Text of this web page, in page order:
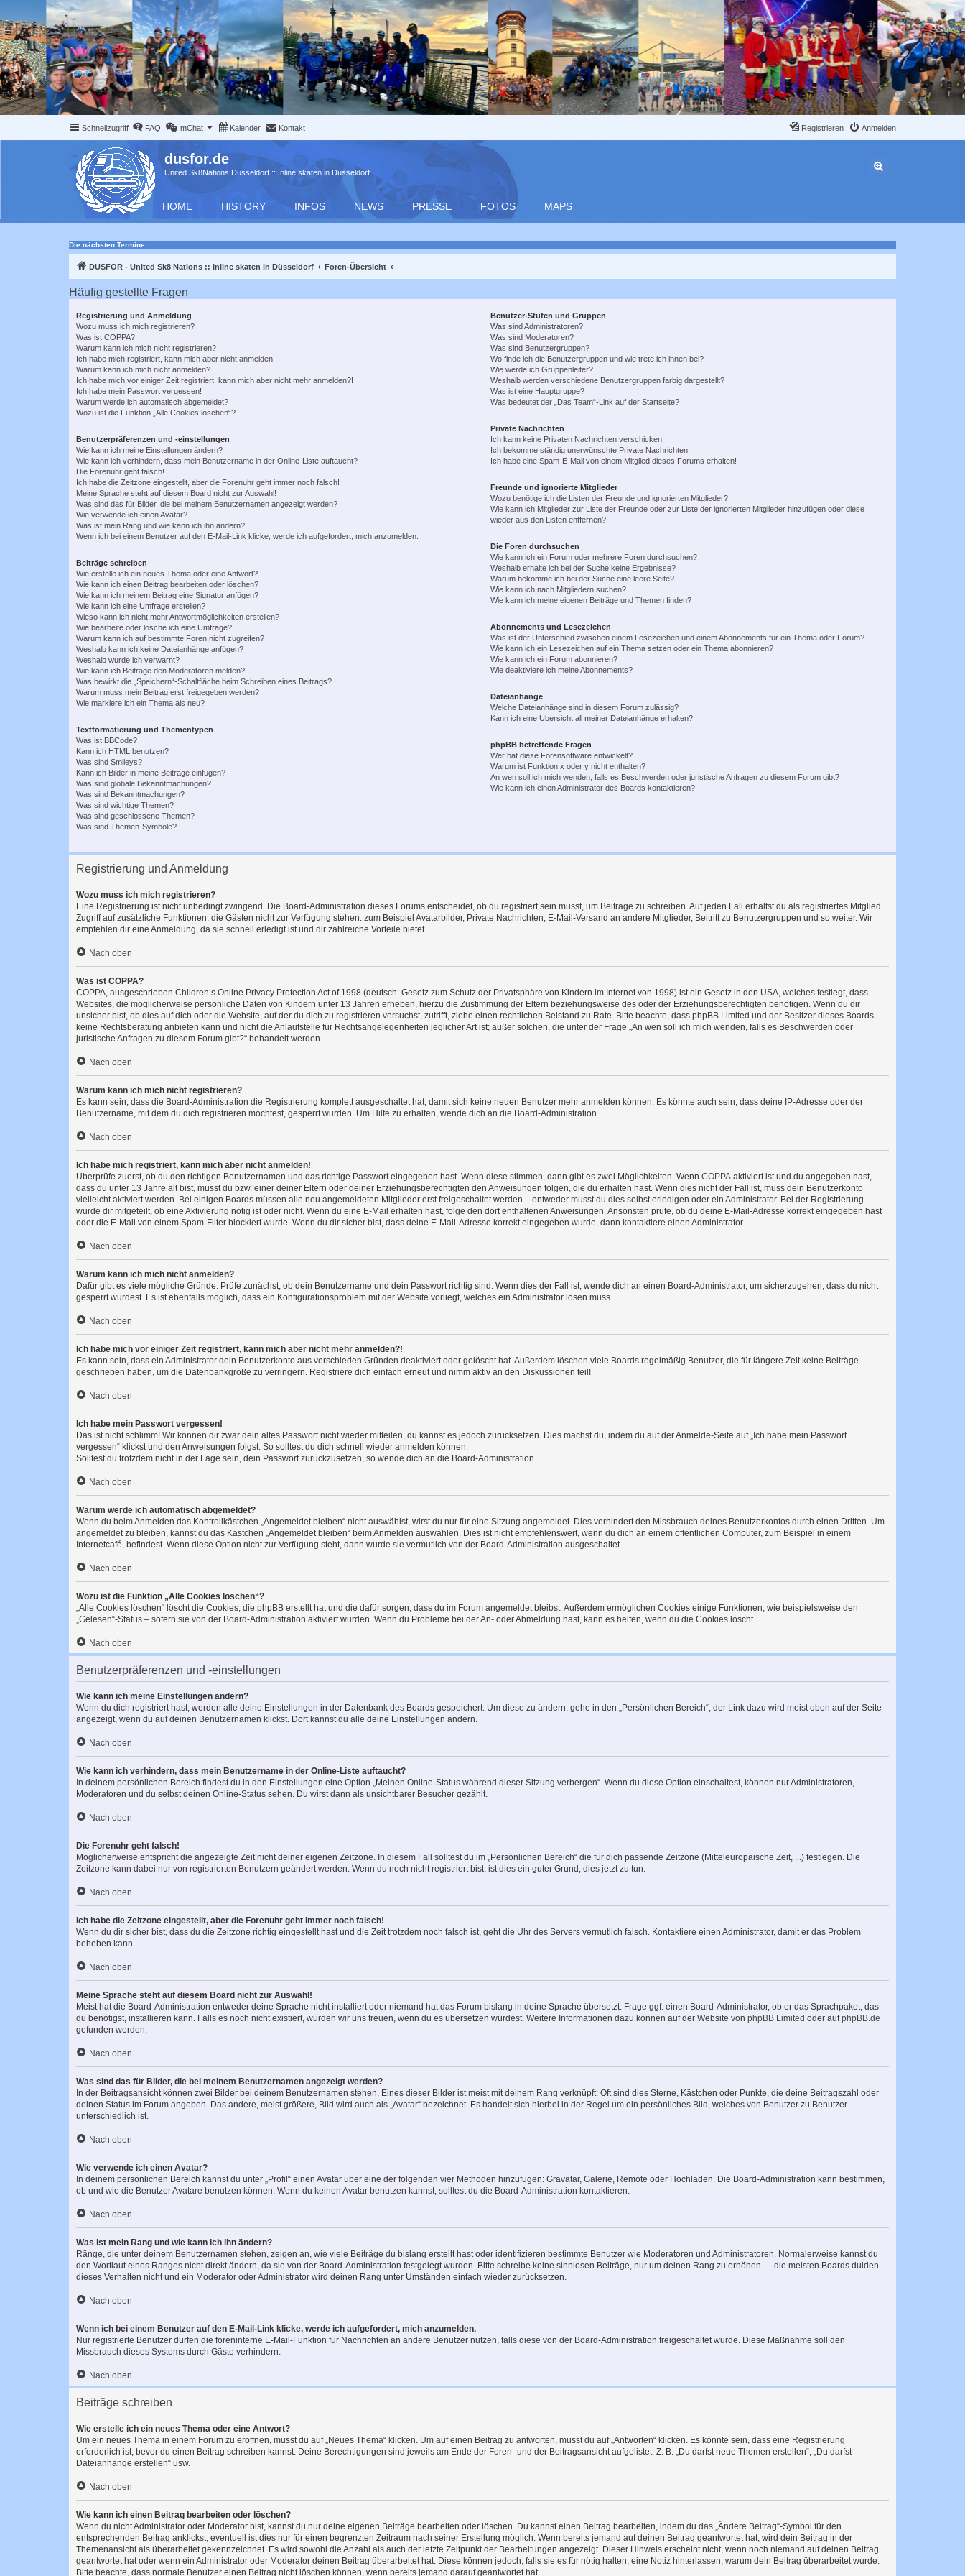
Schnellzugriff FAQ mChat Kalender Kontakt Anmelden
Registrieren
dusfor.de
United Sk8Nations Düsseldorf :: Inline skaten in Düsseldorf
HOME HISTORY INFOS NEWS PRESSE FOTOS MAPS
Die nächsten Termine
DUSFOR - United Sk8 Nations :: Inline skaten in Düsseldorf Foren-Übersicht
Häufig gestellte Fragen
Registrierung und Anmeldung
Wozu muss ich mich registrieren?
Was ist COPPA?
Warum kann ich mich nicht registrieren?
Ich habe mich registriert, kann mich aber nicht anmelden!
Warum kann ich mich nicht anmelden?
Ich habe mich vor einiger Zeit registriert, kann mich aber nicht mehr anmelden?!
Ich habe mein Passwort vergessen!
Warum werde ich automatisch abgemeldet?
Wozu ist die Funktion „Alle Cookies löschen“?
Benutzerpräferenzen und -einstellungen
Wie kann ich meine Einstellungen ändern?
Wie kann ich verhindern, dass mein Benutzername in der Online-Liste auftaucht?
Die Forenuhr geht falsch!
Ich habe die Zeitzone eingestellt, aber die Forenuhr geht immer noch falsch!
Meine Sprache steht auf diesem Board nicht zur Auswahl!
Was sind das für Bilder, die bei meinem Benutzernamen angezeigt werden?
Wie verwende ich einen Avatar?
Was ist mein Rang und wie kann ich ihn ändern?
Wenn ich bei einem Benutzer auf den E-Mail-Link klicke, werde ich aufgefordert, mich anzumelden.
Beiträge schreiben
Wie erstelle ich ein neues Thema oder eine Antwort?
Wie kann ich einen Beitrag bearbeiten oder löschen?
Wie kann ich meinem Beitrag eine Signatur anfügen?
Wie kann ich eine Umfrage erstellen?
Wieso kann ich nicht mehr Antwortmöglichkeiten erstellen?
Wie bearbeite oder lösche ich eine Umfrage?
Warum kann ich auf bestimmte Foren nicht zugreifen?
Weshalb kann ich keine Dateianhänge anfügen?
Weshalb wurde ich verwarnt?
Wie kann ich Beiträge den Moderatoren melden?
Was bewirkt die „Speichern“-Schaltfläche beim Schreiben eines Beitrags?
Warum muss mein Beitrag erst freigegeben werden?
Wie markiere ich ein Thema als neu?
Textformatierung und Thementypen
Was ist BBCode?
Kann ich HTML benutzen?
Was sind Smileys?
Kann ich Bilder in meine Beiträge einfügen?
Was sind globale Bekanntmachungen?
Was sind Bekanntmachungen?
Was sind wichtige Themen?
Was sind geschlossene Themen?
Was sind Themen-Symbole?
Benutzer-Stufen und Gruppen
Was sind Administratoren?
Was sind Moderatoren?
Was sind Benutzergruppen?
Wo finde ich die Benutzergruppen und wie trete ich ihnen bei?
Wie werde ich Gruppenleiter?
Weshalb werden verschiedene Benutzergruppen farbig dargestellt?
Was ist eine Hauptgruppe?
Was bedeutet der „Das Team“-Link auf der Startseite?
Private Nachrichten
Ich kann keine Privaten Nachrichten verschicken!
Ich bekomme ständig unerwünschte Private Nachrichten!
Ich habe eine Spam-E-Mail von einem Mitglied dieses Forums erhalten!
Freunde und ignorierte Mitglieder
Wozu benötige ich die Listen der Freunde und ignorierten Mitglieder?
Wie kann ich Mitglieder zur Liste der Freunde oder zur Liste der ignorierten Mitglieder hinzufügen oder diese
wieder aus den Listen entfernen?
Die Foren durchsuchen
Wie kann ich ein Forum oder mehrere Foren durchsuchen?
Weshalb erhalte ich bei der Suche keine Ergebnisse?
Warum bekomme ich bei der Suche eine leere Seite?
Wie kann ich nach Mitgliedern suchen?
Wie kann ich meine eigenen Beiträge und Themen finden?
Abonnements und Lesezeichen
Was ist der Unterschied zwischen einem Lesezeichen und einem Abonnements für ein Thema oder Forum?
Wie kann ich ein Lesezeichen auf ein Thema setzen oder ein Thema abonnieren?
Wie kann ich ein Forum abonnieren?
Wie deaktiviere ich meine Abonnements?
Dateianhänge
Welche Dateianhänge sind in diesem Forum zulässig?
Kann ich eine Übersicht all meiner Dateianhänge erhalten?
phpBB betreffende Fragen
Wer hat diese Forensoftware entwickelt?
Warum ist Funktion x oder y nicht enthalten?
An wen soll ich mich wenden, falls es Beschwerden oder juristische Anfragen zu diesem Forum gibt?
Wie kann ich einen Administrator des Boards kontaktieren?
Registrierung und Anmeldung
Wozu muss ich mich registrieren?
Eine Registrierung ist nicht unbedingt zwingend. Die Board-Administration dieses Forums entscheidet, ob du registriert sein musst, um Beiträge zu schreiben. Auf jeden Fall erhältst du als registriertes Mitglied
Zugriff auf zusätzliche Funktionen, die Gästen nicht zur Verfügung stehen: zum Beispiel Avatarbilder, Private Nachrichten, E-Mail-Versand an andere Mitglieder, Beitritt zu Benutzergruppen und so weiter. Wir
empfehlen dir eine Anmeldung, da sie schnell erledigt ist und dir zahlreiche Vorteile bietet.
Nach oben
Was ist COPPA?
COPPA, ausgeschrieben Children’s Online Privacy Protection Act of 1998 (deutsch: Gesetz zum Schutz der Privatsphäre von Kindern im Internet von 1998) ist ein Gesetz in den USA, welches festlegt, dass
Websites, die möglicherweise persönliche Daten von Kindern unter 13 Jahren erheben, hierzu die Zustimmung der Eltern beziehungsweise des oder der Erziehungsberechtigten benötigen. Wenn du dir
unsicher bist, ob dies auf dich oder die Website, auf der du dich zu registrieren versuchst, zutrifft, ziehe einen rechtlichen Beistand zu Rate. Bitte beachte, dass phpBB Limited und der Besitzer dieses Boards
keine Rechtsberatung anbieten kann und nicht die Anlaufstelle für Rechtsangelegenheiten jeglicher Art ist; außer solchen, die unter der Frage „An wen soll ich mich wenden, falls es Beschwerden oder
juristische Anfragen zu diesem Forum gibt?“ behandelt werden.
Nach oben
Warum kann ich mich nicht registrieren?
Es kann sein, dass die Board-Administration die Registrierung komplett ausgeschaltet hat, damit sich keine neuen Benutzer mehr anmelden können. Es könnte auch sein, dass deine IP-Adresse oder der
Benutzername, mit dem du dich registrieren möchtest, gesperrt wurden. Um Hilfe zu erhalten, wende dich an die Board-Administration.
Nach oben
Ich habe mich registriert, kann mich aber nicht anmelden!
Überprüfe zuerst, ob du den richtigen Benutzernamen und das richtige Passwort eingegeben hast. Wenn diese stimmen, dann gibt es zwei Möglichkeiten. Wenn COPPA aktiviert ist und du angegeben hast,
dass du unter 13 Jahre alt bist, musst du bzw. einer deiner Eltern oder deiner Erziehungsberechtigten den Anweisungen folgen, die du erhalten hast. Wenn dies nicht der Fall ist, muss dein Benutzerkonto
vielleicht aktiviert werden. Bei einigen Boards müssen alle neu angemeldeten Mitglieder erst freigeschaltet werden – entweder musst du dies selbst erledigen oder ein Administrator. Bei der Registrierung
wurde dir mitgeteilt, ob eine Aktivierung nötig ist oder nicht. Wenn du eine E-Mail erhalten hast, folge den dort enthaltenen Anweisungen. Ansonsten prüfe, ob du deine E-Mail-Adresse korrekt eingegeben hast
oder die E-Mail von einem Spam-Filter blockiert wurde. Wenn du dir sicher bist, dass deine E-Mail-Adresse korrekt eingegeben wurde, dann kontaktiere einen Administrator.
Nach oben
Warum kann ich mich nicht anmelden?
Dafür gibt es viele mögliche Gründe. Prüfe zunächst, ob dein Benutzername und dein Passwort richtig sind. Wenn dies der Fall ist, wende dich an einen Board-Administrator, um sicherzugehen, dass du nicht
gesperrt wurdest. Es ist ebenfalls möglich, dass ein Konfigurationsproblem mit der Website vorliegt, welches ein Administrator lösen muss.
Nach oben
Ich habe mich vor einiger Zeit registriert, kann mich aber nicht mehr anmelden?!
Es kann sein, dass ein Administrator dein Benutzerkonto aus verschieden Gründen deaktiviert oder gelöscht hat. Außerdem löschen viele Boards regelmäßig Benutzer, die für längere Zeit keine Beiträge
geschrieben haben, um die Datenbankgröße zu verringern. Registriere dich einfach erneut und nimm aktiv an den Diskussionen teil!
Nach oben
Ich habe mein Passwort vergessen!
Das ist nicht schlimm! Wir können dir zwar dein altes Passwort nicht wieder mitteilen, du kannst es jedoch zurücksetzen. Dies machst du, indem du auf der Anmelde-Seite auf „Ich habe mein Passwort
vergessen“ klickst und den Anweisungen folgst. So solltest du dich schnell wieder anmelden können.
Solltest du trotzdem nicht in der Lage sein, dein Passwort zurückzusetzen, so wende dich an die Board-Administration.
Nach oben
Warum werde ich automatisch abgemeldet?
Wenn du beim Anmelden das Kontrollkästchen „Angemeldet bleiben“ nicht auswählst, wirst du nur für eine Sitzung angemeldet. Dies verhindert den Missbrauch deines Benutzerkontos durch einen Dritten. Um
angemeldet zu bleiben, kannst du das Kästchen „Angemeldet bleiben“ beim Anmelden auswählen. Dies ist nicht empfehlenswert, wenn du dich an einem öffentlichen Computer, zum Beispiel in einem
Internetcafé, befindest. Wenn diese Option nicht zur Verfügung steht, dann wurde sie vermutlich von der Board-Administration ausgeschaltet.
Nach oben
Wozu ist die Funktion „Alle Cookies löschen“?
„Alle Cookies löschen“ löscht die Cookies, die phpBB erstellt hat und die dafür sorgen, dass du im Forum angemeldet bleibst. Außerdem ermöglichen Cookies einige Funktionen, wie beispielsweise den
„Gelesen“-Status – sofern sie von der Board-Administration aktiviert wurden. Wenn du Probleme bei der An- oder Abmeldung hast, kann es helfen, wenn du die Cookies löscht.
Nach oben
Benutzerpräferenzen und -einstellungen
Wie kann ich meine Einstellungen ändern?
Wenn du dich registriert hast, werden alle deine Einstellungen in der Datenbank des Boards gespeichert. Um diese zu ändern, gehe in den „Persönlichen Bereich“; der Link dazu wird meist oben auf der Seite
angezeigt, wenn du auf deinen Benutzernamen klickst. Dort kannst du alle deine Einstellungen ändern.
Nach oben
Wie kann ich verhindern, dass mein Benutzername in der Online-Liste auftaucht?
In deinem persönlichen Bereich findest du in den Einstellungen eine Option „Meinen Online-Status während dieser Sitzung verbergen“. Wenn du diese Option einschaltest, können nur Administratoren,
Moderatoren und du selbst deinen Online-Status sehen. Du wirst dann als unsichtbarer Besucher gezählt.
Nach oben
Die Forenuhr geht falsch!
Möglicherweise entspricht die angezeigte Zeit nicht deiner eigenen Zeitzone. In diesem Fall solltest du im „Persönlichen Bereich“ die für dich passende Zeitzone (Mitteleuropäische Zeit, ...) festlegen. Die
Zeitzone kann dabei nur von registrierten Benutzern geändert werden. Wenn du noch nicht registriert bist, ist dies ein guter Grund, dies jetzt zu tun.
Nach oben
Ich habe die Zeitzone eingestellt, aber die Forenuhr geht immer noch falsch!
Wenn du dir sicher bist, dass du die Zeitzone richtig eingestellt hast und die Zeit trotzdem noch falsch ist, geht die Uhr des Servers vermutlich falsch. Kontaktiere einen Administrator, damit er das Problem
beheben kann.
Nach oben
Meine Sprache steht auf diesem Board nicht zur Auswahl!
Meist hat die Board-Administration entweder deine Sprache nicht installiert oder niemand hat das Forum bislang in deine Sprache übersetzt. Frage ggf. einen Board-Administrator, ob er das Sprachpaket, das
du benötigst, installieren kann. Falls es noch nicht existiert, würden wir uns freuen, wenn du es übersetzen würdest. Weitere Informationen dazu können auf der Website von phpBB Limited oder aufphpBB.de
gefunden werden.
Nach oben
Was sind das für Bilder, die bei meinem Benutzernamen angezeigt werden?
In der Beitragsansicht können zwei Bilder bei deinem Benutzernamen stehen. Eines dieser Bilder ist meist mit deinem Rang verknüpft: Oft sind dies Sterne, Kästchen oder Punkte, die deine Beitragszahl oder
deinen Status im Forum angeben. Das andere, meist größere, Bild wird auch als „Avatar“ bezeichnet. Es handelt sich hierbei in der Regel um ein persönliches Bild, welches von Benutzer zu Benutzer
unterschiedlich ist.
Nach oben
Wie verwende ich einen Avatar?
In deinem persönlichen Bereich kannst du unter „Profil“ einen Avatar über eine der folgenden vier Methoden hinzufügen: Gravatar, Galerie, Remote oder Hochladen. Die Board-Administration kann bestimmen,
ob und wie die Benutzer Avatare benutzen können. Wenn du keinen Avatar benutzen kannst, solltest du die Board-Administration kontaktieren.
Nach oben
Was ist mein Rang und wie kann ich ihn ändern?
Ränge, die unter deinem Benutzernamen stehen, zeigen an, wie viele Beiträge du bislang erstellt hast oder identifizieren bestimmte Benutzer wie Moderatoren und Administratoren. Normalerweise kannst du
den Wortlaut eines Ranges nicht direkt ändern, da sie von der Board-Administration festgelegt wurden. Bitte schreibe keine sinnlosen Beiträge, nur um deinen Rang zu erhöhen — die meisten Boards dulden
dieses Verhalten nicht und ein Moderator oder Administrator wird deinen Rang unter Umständen einfach wieder zurücksetzen.
Nach oben
Wenn ich bei einem Benutzer auf den E-Mail-Link klicke, werde ich aufgefordert, mich anzumelden.
Nur registrierte Benutzer dürfen die foreninterne E-Mail-Funktion für Nachrichten an andere Benutzer nutzen, falls diese von der Board-Administration freigeschaltet wurde. Diese Maßnahme soll den
Missbrauch dieses Systems durch Gäste verhindern.
Nach oben
Beiträge schreiben
Wie erstelle ich ein neues Thema oder eine Antwort?
Um ein neues Thema in einem Forum zu eröffnen, musst du auf „Neues Thema“ klicken. Um auf einen Beitrag zu antworten, musst du auf „Antworten“ klicken. Es könnte sein, dass eine Registrierung
erforderlich ist, bevor du einen Beitrag schreiben kannst. Deine Berechtigungen sind jeweils am Ende der Foren- und der Beitragsansicht aufgelistet. Z. B. „Du darfst neue Themen erstellen“, „Du darfst
Dateianhänge erstellen“ usw.
Nach oben
Wie kann ich einen Beitrag bearbeiten oder löschen?
Wenn du nicht Administrator oder Moderator bist, kannst du nur deine eigenen Beiträge bearbeiten oder löschen. Du kannst einen Beitrag bearbeiten, indem du das „Ändere Beitrag“-Symbol für den
entsprechenden Beitrag anklickst; eventuell ist dies nur für einen begrenzten Zeitraum nach seiner Erstellung möglich. Wenn bereits jemand auf deinen Beitrag geantwortet hat, wird dein Beitrag in der
Themenansicht als überarbeitet gekennzeichnet. Es wird sowohl die Anzahl als auch der letzte Zeitpunkt der Bearbeitungen angezeigt. Dieser Hinweis erscheint nicht, wenn noch niemand auf deinen Beitrag
geantwortet hat oder wenn ein Administrator oder Moderator deinen Beitrag überarbeitet hat. Diese können jedoch, falls sie es für nötig halten, eine Notiz hinterlassen, warum dein Beitrag überarbeitet wurde.
Bitte beachte, dass normale Benutzer einen Beitrag nicht löschen können, wenn bereits jemand darauf geantwortet hat.